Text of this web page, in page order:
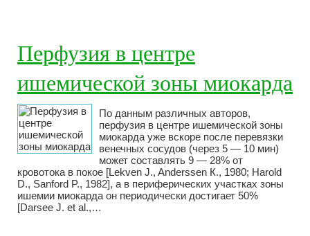
Перфузия в центре
ишемической зоны миокарда
По данным различных авторов,
перфузия в центре ишемической зоны
миокарда уже вскоре после перевязки
венечных сосудов (через 5 — 10 мин)
может составлять 9 — 28% от
кровотока в покое [Lekven J., Anderssen К., 1980; Harold
D., Sanford P., 1982], а в периферических участках зоны
ишемии миокарда он периодически достигает 50%
[Darsee J. et al.,…